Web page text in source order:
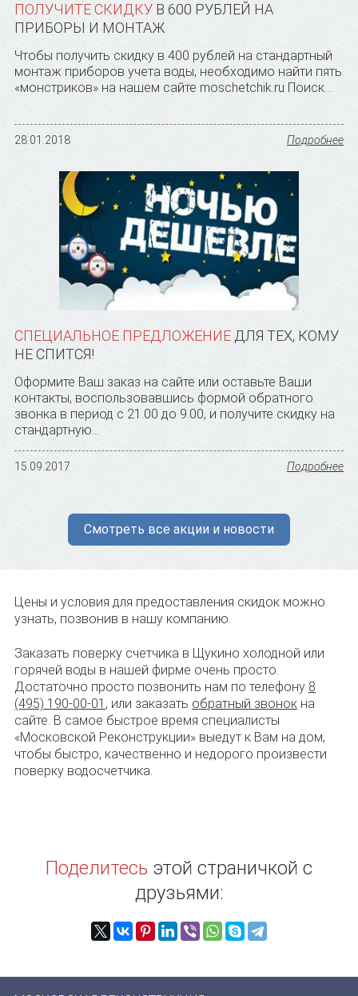
ПОЛУЧИТЕ СКИДКУВ 600 РУБЛЕЙ НА
ПРИБОРЫ И МОНТАЖ
Чтобы получить скидку в 400 рублей на стандартный
монтаж приборов учета воды, необходимо найти пять
«монстриков» на нашем сайте moschetchik.ru Поиск...
28.01.2018 Подробнее
СПЕЦИАЛЬНОE ПРЕДЛОЖЕНИЕДЛЯ ТЕХ, КОМУ
НЕ СПИТСЯ!
Оформите Ваш заказ на сайте или оставьте Ваши
контакты, воспользовавшись формой обратного
звонка в период с 21.00 до 9.00, и получите скидку на
стандартную...
15.09.2017 Подробнее
Смотреть все акции и новости
Цены и условия для предоставления скидок можно
узнать, позвонив в нашу компанию.
Заказать поверку счетчика в Щукино холодной или
горячей воды в нашей фирме очень просто.
Достаточно просто позвонить нам по телефону 8
(495) 190-00-01 , или заказать обратный звонокна
сайте. В самое быстрое время специалисты
«Московской Реконструкции» выедут к Вам на дом,
чтобы быстро, качественно и недорого произвести
поверку водосчетчика.
Поделитесь этой страничкой с
друзьями: